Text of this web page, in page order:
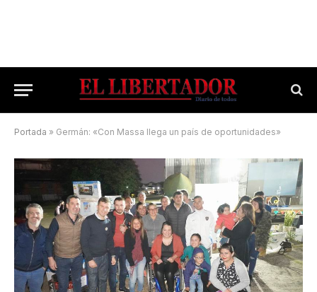
Portada » Germán: «Con Massa llega un país de oportunidades»